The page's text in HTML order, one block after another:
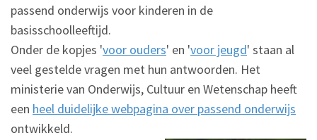
passend onderwijs voor kinderen in de
basisschoolleeftijd.
Onder de kopjes 'voor ouders' en 'voor jeugd' staan al
veel gestelde vragen met hun antwoorden. Het
ministerie van Onderwijs, Cultuur en Wetenschap heeft
een heel duidelijke webpagina over passend onderwijs
ontwikkeld.